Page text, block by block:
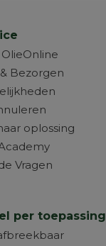
Bezorgen
oplossing
Vragen
per toepassing